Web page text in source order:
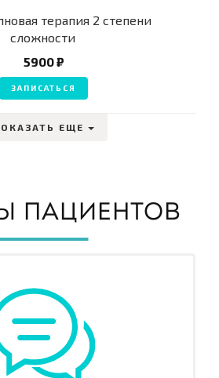
терапия 2 степени
сложности
5900 ₽
ЗАПИСАТЬСЯ
ЕЩЕ
ПАЦИЕНТОВ